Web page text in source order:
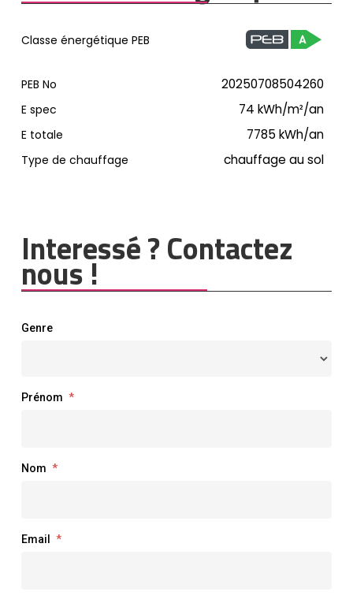
Classe énergétique PEB
PEB No 20250708504260
E spec 74 kWh/m²/an
E totale 7785 kWh/an
Type de chauffage chauffage au sol
Interessé ? Contactez
nous !
Genre
Prénom *
Nom *
Email *